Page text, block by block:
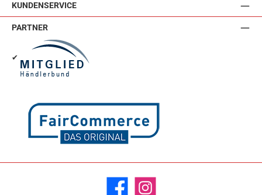
KUNDENSERVICE
PARTNER
✔
Facebook Instagram